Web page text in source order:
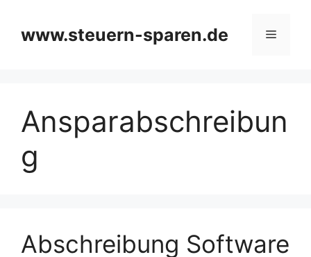
springen
www.steuern-sparen.de Menü
Ansparabschreibun
g
Abschreibung Software